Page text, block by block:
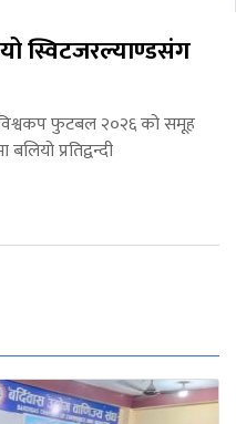
स्विटजरल्याण्डसंग
फुटबल २०२६ को समूह
प्रतिद्वन्दी